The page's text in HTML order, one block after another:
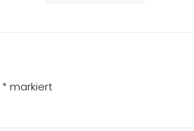
* markiert